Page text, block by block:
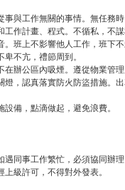
與工作無關的事情。無任務時
作計畫、程式。不循私，不謀
班上不影響他人工作，班下不
不亢，禮節周到。
辦公區內吸煙。遵從物業管理
，認真落實防火防盜措施。出
備，點滴做起，避免浪費。
同事工作繁忙，必須協同辦
級許可，不得對外發表。